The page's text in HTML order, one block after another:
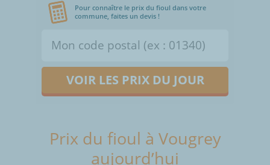
Pour connaître le prix du fioul dans votre
commune, faites un devis !
VOIR LES PRIX DU JOUR
Prix du fioul à Vougrey
aujourd’hui